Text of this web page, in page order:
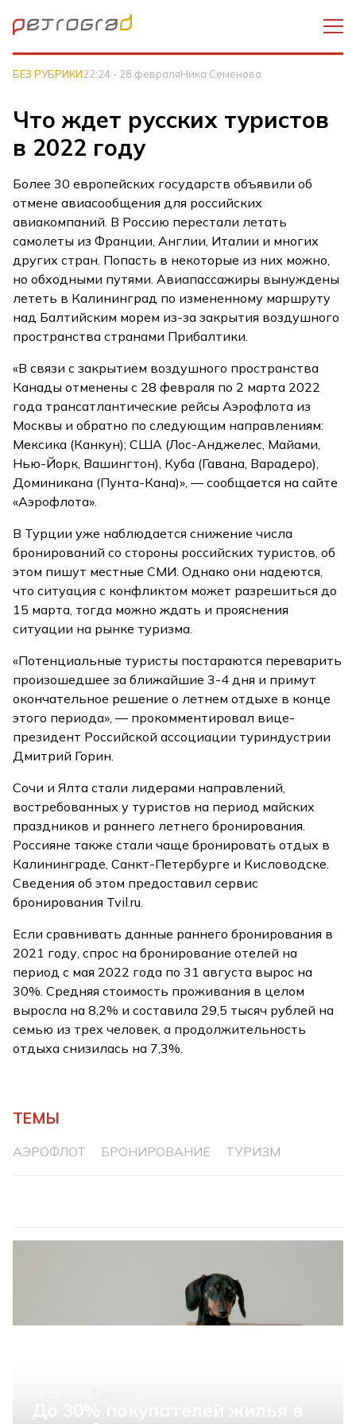
БЕЗ РУБРИКИ22:24 - 28 февраляНика Семенова
Что ждет русских туристов
в 2022 году
Более 30 европейских государств объявили об
отмене авиасообщения для российских
авиакомпаний. В Россию перестали летать
самолеты из Франции, Англии, Италии и многих
других стран. Попасть в некоторые из них можно,
но обходными путями. Авиапассажиры вынуждены
лететь в Калининград по измененному маршруту
над Балтийским морем из-за закрытия воздушного
пространства странами Прибалтики.
«В связи с закрытием воздушного пространства
Канады отменены с 28 февраля по 2 марта 2022
года трансатлантические рейсы Аэрофлота из
Москвы и обратно по следующим направлениям:
Мексика (Канкун); США (Лос-Анджелес, Майами,
Нью-Йорк, Вашингтон), Куба (Гавана, Варадеро),
Доминикана (Пунта-Кана)», — сообщается на сайте
«Аэрофлота».
В Турции уже наблюдается снижение числа
бронирований со стороны российских туристов, об
этом пишут местные СМИ. Однако они надеются,
что ситуация с конфликтом может разрешиться до
15 марта, тогда можно ждать и прояснения
ситуации на рынке туризма.
«Потенциальные туристы постараются переварить
произошедшее за ближайшие 3-4 дня и примут
окончательное решение о летнем отдыхе в конце
этого периода», — прокомментировал вице-
президент Российской ассоциации туриндустрии
Дмитрий Горин.
Сочи и Ялта стали лидерами направлений,
востребованных у туристов на период майских
праздников и раннего летнего бронирования.
Россияне также стали чаще бронировать отдых в
Калининграде, Санкт-Петербурге и Кисловодске.
Сведения об этом предоставил сервис
бронирования Tvil.ru.
Если сравнивать данные раннего бронирования в
2021 году, спрос на бронирование отелей на
период с мая 2022 года по 31 августа вырос на
30%. Средняя стоимость проживания в целом
выросла на 8,2% и составила 29,5 тысяч рублей на
семью из трех человек, а продолжительность
отдыха снизилась на 7,3%.
ТЕМЫ
АЭРОФЛОТ БРОНИРОВАНИЕ ТУРИЗМ